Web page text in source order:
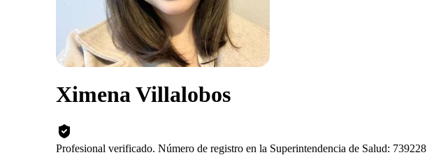
Ximena Villalobos
Profesional verificado. Número de registro en la Superintendencia de Salud: 739228